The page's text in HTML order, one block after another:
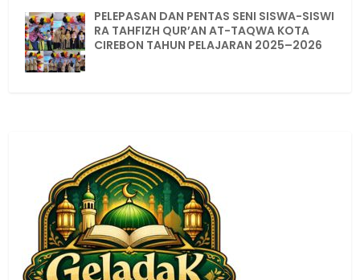
PELEPASAN DAN PENTAS SENI SISWA-SISWI
RA TAHFIZH QUR’AN AT-TAQWA KOTA
CIREBON TAHUN PELAJARAN 2025–2026